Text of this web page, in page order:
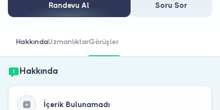
Doktor musunuz?
Randevu Al Soru Sor
HakkındaUzmanlıklarGörüşler
Hakkında
İçerik Bulunamadı